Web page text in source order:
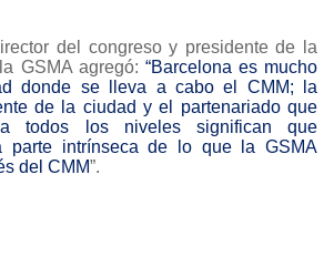
irector del congreso y presidente de la
GSMA agregó: “Barcelona es mucho
donde se lleva a cabo el CMM; la
de la ciudad y el partenariado que
a todos los niveles significan que
parte intrínseca de lo que la GSMA
del CMM”.